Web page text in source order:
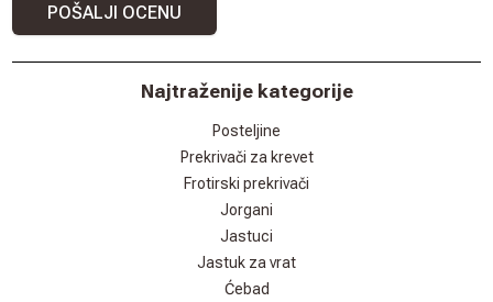
POŠALJI OCENU
Najtraženije kategorije
Posteljine
Prekrivači za krevet
Frotirski prekrivači
Jorgani
Jastuci
Jastuk za vrat
Ćebad